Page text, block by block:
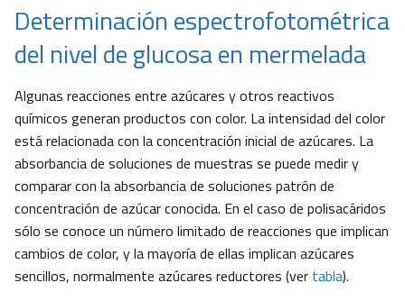
Determinación espectrofotométrica
del nivel de glucosa en mermelada
Algunas reacciones entre azúcares y otros reactivos
químicos generan productos con color. La intensidad del color
está relacionada con la concentración inicial de azúcares. La
absorbancia de soluciones de muestras se puede medir y
comparar con la absorbancia de soluciones patrón de
concentración de azúcar conocida. En el caso de polisacáridos
sólo se conoce un número limitado de reacciones que implican
cambios de color, y la mayoría de ellas implican azúcares
sencillos, normalmente azúcares reductores (ver tabla).